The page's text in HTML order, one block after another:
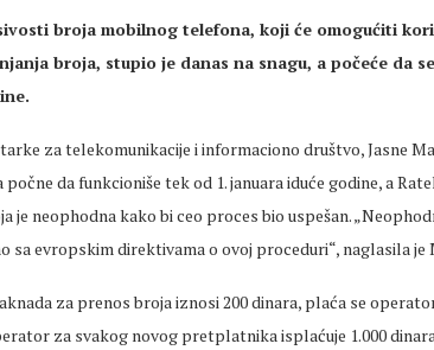
broja mobilnog telefona, koji će omogućiti
broja, stupio je danas na snagu, a počeće da
za telekomunikacije i informaciono društvo, Jasne
da funkcioniše tek od 1. januara iduće godine, a
je neophodna kako bi ceo proces bio uspešan.
sa evropskim direktivama o ovoj proceduri“, naglasila je
za prenos broja iznosi 200 dinara, plaća se
za svakog novog pretplatnika isplaćuje 1.000